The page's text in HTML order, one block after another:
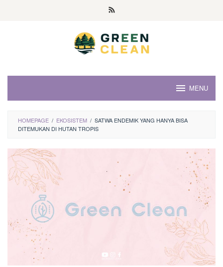
MENU
HOMEPAGE / EKOSISTEM / SATWA ENDEMIK YANG HANYA BISA
DITEMUKAN DI HUTAN TROPIS